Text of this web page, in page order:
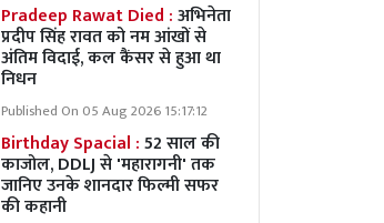
Pradeep Rawat Died :अभिनेता
प्रदीप सिंह रावत को नम आंखों से
अंतिम विदाई, कल कैंसर से हुआ था
निधन
Published On 05 Aug 2026 15:17:12
Birthday Spacial :52 साल की
काजोल, DDLJ से 'महारागनी' तक
जानिए उनके शानदार फिल्मी सफर
की कहानी